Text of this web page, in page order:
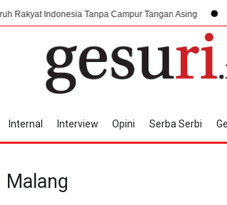
Tanpa Campur Tangan Asing 7 Agustus
Internal Interview Opini Serba Serbi
Malang